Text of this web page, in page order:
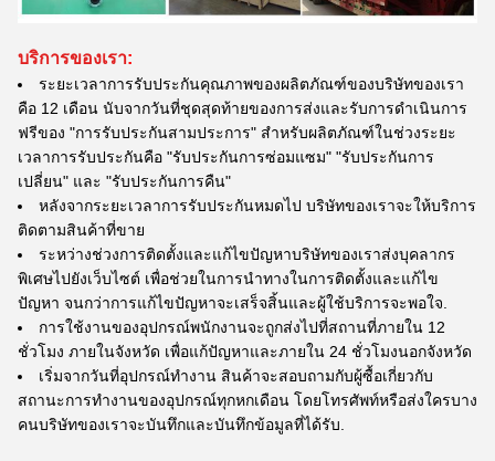
บริการของเรา:
ระยะเวลาการรับประกันคุณภาพของผลิตภัณฑ์ของบริษัทของเรา
คือ 12 เดือน นับจากวันที่ชุดสุดท้ายของการส่งและรับการดําเนินการ
ฟรีของ "การรับประกันสามประการ" สําหรับผลิตภัณฑ์ในช่วงระยะ
เวลาการรับประกันคือ "รับประกันการซ่อมแซม" "รับประกันการ
เปลี่ยน" และ "รับประกันการคืน"
หลังจากระยะเวลาการรับประกันหมดไป บริษัทของเราจะให้บริการ
ติดตามสินค้าที่ขาย
ระหว่างช่วงการติดตั้งและแก้ไขปัญหาบริษัทของเราส่งบุคลากร
พิเศษไปยังเว็บไซต์ เพื่อช่วยในการนําทางในการติดตั้งและแก้ไข
ปัญหา จนกว่าการแก้ไขปัญหาจะเสร็จสิ้นและผู้ใช้บริการจะพอใจ.
การใช้งานของอุปกรณ์พนักงานจะถูกส่งไปที่สถานที่ภายใน 12
ชั่วโมง ภายในจังหวัด เพื่อแก้ปัญหาและภายใน 24 ชั่วโมงนอกจังหวัด
เริ่มจากวันที่อุปกรณ์ทํางาน สินค้าจะสอบถามกับผู้ซื้อเกี่ยวกับ
สถานะการทํางานของอุปกรณ์ทุกหกเดือน โดยโทรศัพท์หรือส่งใครบาง
คนบริษัทของเราจะบันทึกและบันทึกข้อมูลที่ได้รับ.